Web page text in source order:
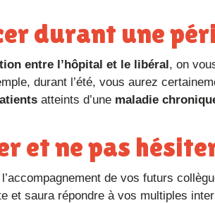
durant une
entre l’hôpital et le libéral, on
durant l’été, vous aurez
atteints d’une maladie
et ne pas
l’accompagnement de vos futurs
et saura répondre à vos multiples